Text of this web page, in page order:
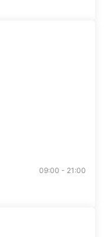
09:00 - 21:00